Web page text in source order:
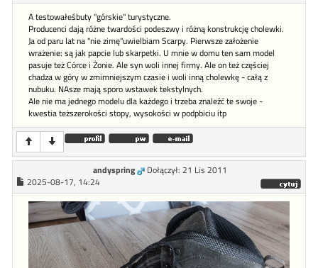
A testowałeśbuty "górskie" turystyczne.
Producenci dają różne twardości podeszwy i różną konstrukcję cholewki.
Ja od paru lat na "nie zimę"uwielbiam Scarpy. Pierwsze założenie
wrażenie: są jak papcie lub skarpetki. U mnie w domu ten sam model
pasuje też Córce i Żonie. Ale syn woli innej firmy. Ale on też częściej
chadza w góry w zmimniejszym czasie i woli inną cholewkę - całą z
nubuku. NAsze mają sporo wstawek tekstylnych.
Ale nie ma jednego modelu dla każdego i trzeba znaleźć te swoje -
kwestia teższerokości stopy, wysokości w podpbiciu itp
andyspring
Dołączył: 21 Lis 2011
2025-08-17, 14:24